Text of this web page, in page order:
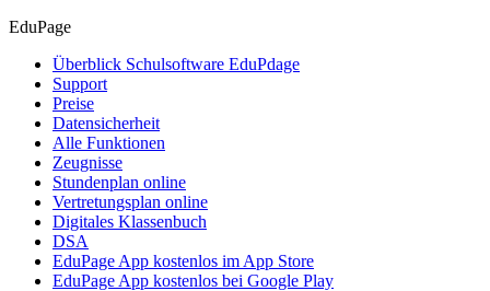
EduPage
Überblick Schulsoftware EduPdage
Support
Preise
Datensicherheit
Alle Funktionen
Zeugnisse
Stundenplan online
Vertretungsplan online
Digitales Klassenbuch
DSA
EduPage App kostenlos im App Store
EduPage App kostenlos bei Google Play